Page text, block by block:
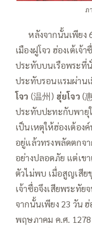
ภ
—–หลังจากนั้นเพียง
เมืองฝูโจว ฮ่องเต้เจ้
ประทับบนเรือพระที่
ประทับรอนแรมผ่านเ
โจว (温州) ฮุ่ยโจว (
ประทับปะทะกับพายุ
เป็นเหตุให้ฮ่องเต้อ
อยู่แล้วทรงพลัดตกจา
อย่างปลอดภัย แต่เข
ตัวไม่พบ เมื่อสูญเสีย
เจ้าซื่อจึงเสียพระทัย
จากนั้นเพียง 23 วัน
พฤษภาคม ค.ศ.